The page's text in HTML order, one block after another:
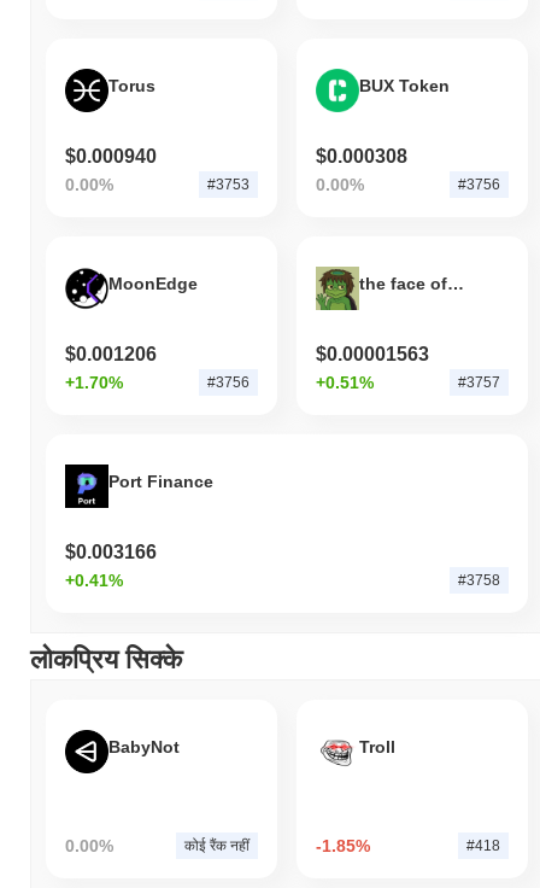
Torus
$0.000940
0.00% #3753
BUX Token
$0.000308
0.00% #3756
MoonEdge
$0.001206
+1.70% #3756
the face of sarcasm
$0.00001563
+0.51% #3757
Port Finance
$0.003166
+0.41% #3758
लोकप्रिय सिक्के
BabyNot
0.00% कोई रैंक नहीं
Troll
-1.85% #418